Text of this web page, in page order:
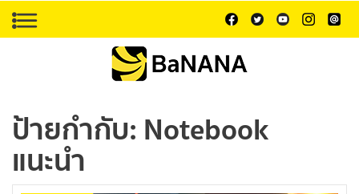
ป้ายกำกับ: Notebook
แนะนำ